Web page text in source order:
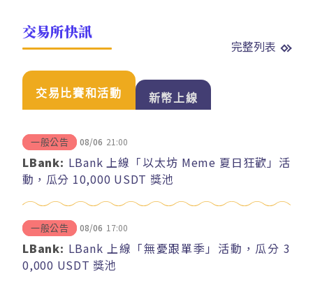
交易所快訊
完整列表
交易比賽和活動 新幣上線
一般公告 08/06 21:00
LBank: LBank 上線「以太坊 Meme 夏日狂歡」活
動，瓜分 10,000 USDT 獎池
一般公告 08/06 17:00
LBank: LBank 上線「無憂跟單季」活動，瓜分 3
0,000 USDT 獎池